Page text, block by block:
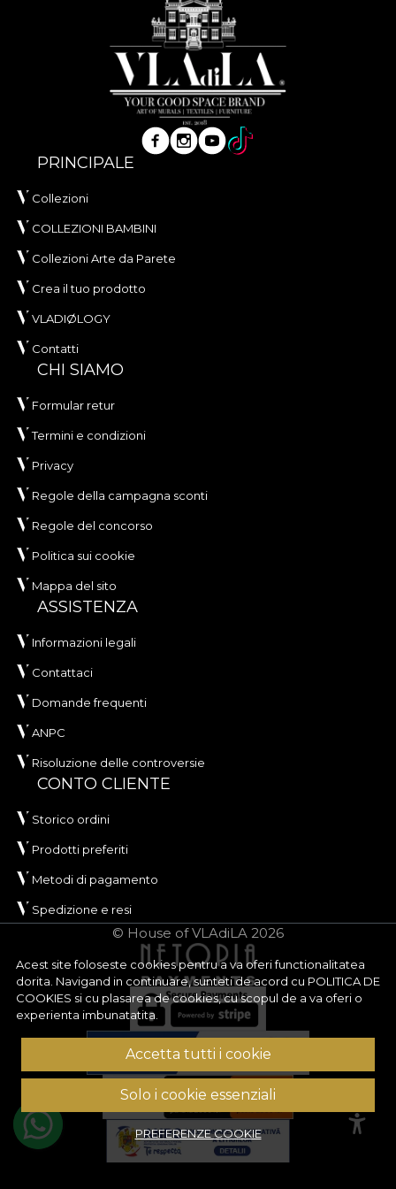
Acest site foloseste cookies pentru a va oferi functionalitatea
dorita. Navigand in continuare, sunteti de acord cu POLITICA DE
COOKIES si cu plasarea de cookies, cu scopul de a va oferi o
experienta imbunatatita.
Accetta tutti i cookie
Solo i cookie essenziali
PREFERENZE COOKIE
PRINCIPALE
Collezioni
COLLEZIONI BAMBINI
Collezioni Arte da Parete
Crea il tuo prodotto
VLADIØLOGY
Contatti
CHI SIAMO
Formular retur
Termini e condizioni
Privacy
Regole della campagna sconti
Regole del concorso
Politica sui cookie
Mappa del sito
ASSISTENZA
Informazioni legali
Contattaci
Domande frequenti
ANPC
Risoluzione delle controversie
CONTO CLIENTE
Storico ordini
Prodotti preferiti
Metodi di pagamento
Spedizione e resi
© House of VLAdiLA 2026